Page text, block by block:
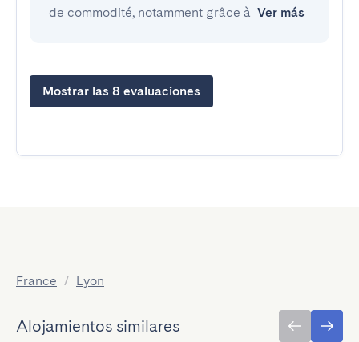
de commodité, notamment grâce à Ver más
Mostrar las 8 evaluaciones
France / Lyon
Alojamientos similares